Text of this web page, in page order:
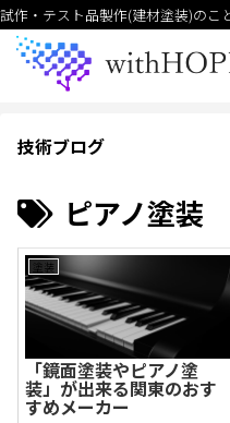
試作・テスト品製作(建材塗装)のこ
技術ブログ
ピアノ塗装
塗装
「鏡面塗装やピアノ塗
装」が出来る関東のおす
すめメーカー